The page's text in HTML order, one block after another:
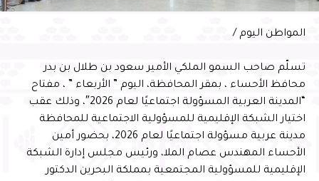
المواطن اليوم /
تسلّم صاحب السمو الملكي الأمير سعود بن طلال بن بدر
محافظ الأحساء ، بمقر المحافظة، اليوم ” الأربعاء ” ، مفتاح
“المدينة العربية المسؤولة اجتماعيًا لعام 2026″، وذلك عقب
اختيار الشبكة الإقليمية للمسؤولية الاجتماعية للمحافظة
مدينة عربية مسؤولة اجتماعيًا لعام 2026، بحضور أمين
الأحساء المهندس عصام الملا، ورئيس مجلس إدارة الشبكة
الإقليمية للمسؤولية المجتمعية بمملكة البحرين الدكتور